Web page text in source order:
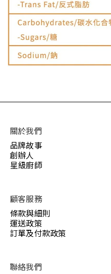
關於我們
品牌故事
創辦人
星級廚師
顧客服務
條款與細則
運送政策
訂單及付款政策
聯絡我們